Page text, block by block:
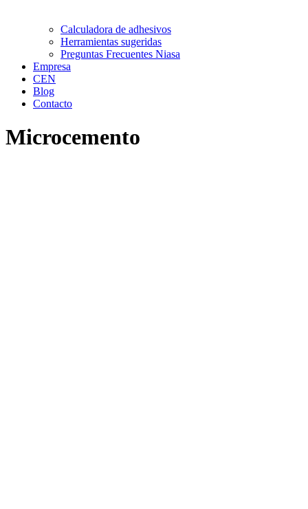
Calculadora de adhesivos
Herramientas sugeridas
Preguntas Frecuentes Niasa
Empresa
CEN
Blog
Contacto
Microcemento